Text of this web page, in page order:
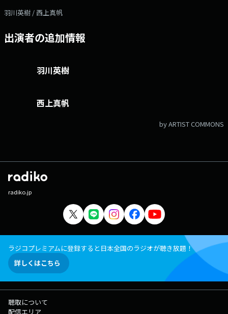
羽川英樹 / 西上真帆
出演者の追加情報
羽川英樹
西上真帆
by ARTIST COMMONS
radiko.jp
ラジコプレミアムに登録すると日本全国のラジオが聴き放題！
詳しくはこちら
聴取について
配信エリア